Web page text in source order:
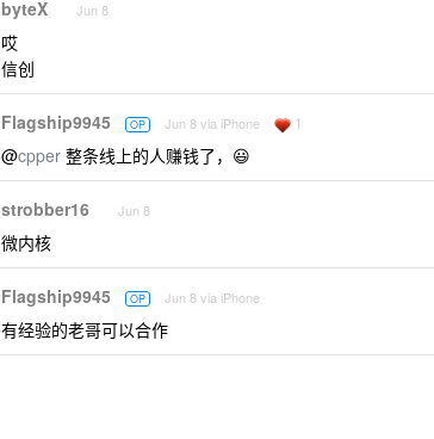
byteX Jun 8
哎
信创
Flagship9945 OP Jun 8 via iPhone 1
@cpper 整条线上的人赚钱了，😃
strobber16 Jun 8
微内核
Flagship9945 OP Jun 8 via iPhone
有经验的老哥可以合作